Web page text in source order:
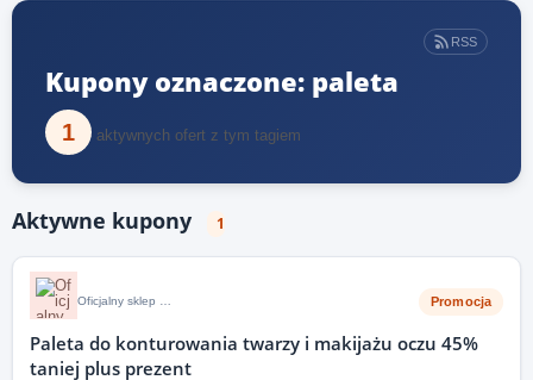
RSS
Kupony oznaczone: paleta
1 aktywnych ofert z tym tagiem
Aktywne kupony 1
Promocja
Paleta do konturowania twarzy i makijażu oczu 45%
taniej plus prezent